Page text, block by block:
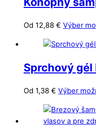
Od 12,88 € Výber
Sprchový gél
Od 1,38 € Výber